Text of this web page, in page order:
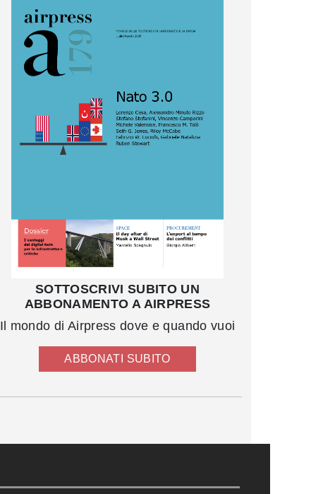
SOTTOSCRIVI SUBITO UN
ABBONAMENTO A AIRPRESS
Il mondo di Airpress dove e quando vuoi
ABBONATI SUBITO